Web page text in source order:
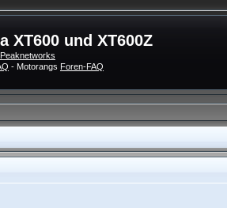
XT600 und XT600Z
Peaknetworks
- Motorangs Foren-FAQ